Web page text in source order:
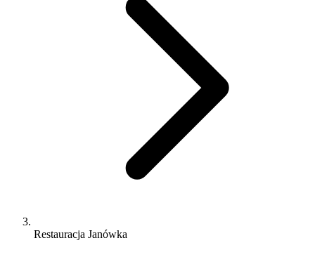
Restauracja Janówka